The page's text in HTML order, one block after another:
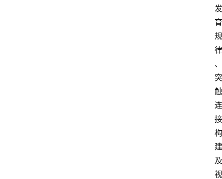
发
育
规
律
、
突
触
连
接
构
建
及
视